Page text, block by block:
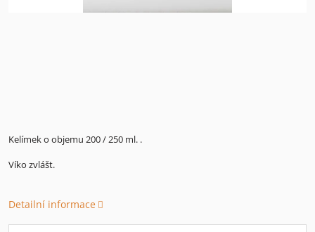
Kelímek o objemu 200 / 250 ml. .
Víko zvlášt.
Detailní informace